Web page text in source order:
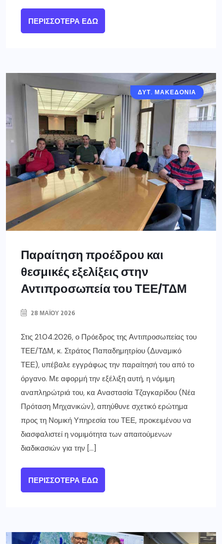
ΠΕΡΙΣΣΌΤΕΡΑ ΕΔΏ
ΔΥΤ. ΜΑΚΕΔΟΝΙΑ
Παραίτηση προέδρου και
θεσμικές εξελίξεις στην
Αντιπροσωπεία του ΤΕΕ/ΤΔΜ
28 ΜΑΪ́ΟΥ 2026
Στις 21.04.2026, ο Πρόεδρος της Αντιπροσωπείας του
ΤΕΕ/ΤΔΜ, κ. Στράτος Παπαδημητρίου (Δυναμικό
ΤΕΕ), υπέβαλε εγγράφως την παραίτησή του από το
όργανο. Με αφορμή την εξέλιξη αυτή, η νόμιμη
αναπληρώτριά του, κα Αναστασία Τζαγκαρίδου (Νέα
Πρόταση Μηχανικών), απηύθυνε σχετικό ερώτημα
προς τη Νομική Υπηρεσία του ΤΕΕ, προκειμένου να
διασφαλιστεί η νομιμότητα των απαιτούμενων
διαδικασιών για την […]
ΠΕΡΙΣΣΌΤΕΡΑ ΕΔΏ